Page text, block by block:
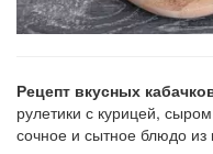
Рецепт вкусных
рулетики с курицей,
сочное и сытное блюдо из